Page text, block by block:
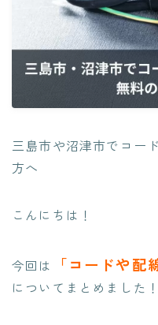
三島市や沼津市でコー
方へ
こんにちは！
今回は 「コードや配
についてまとめました！